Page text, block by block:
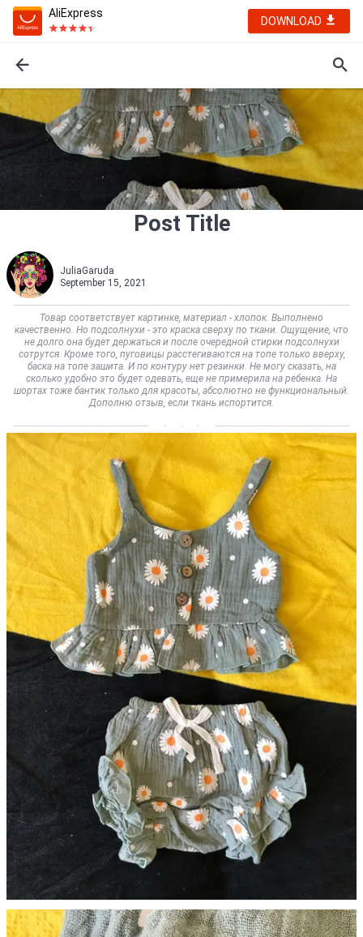
AliExpress
DOWNLOAD
Post Title
JuliaGaruda
September 15, 2021
Товар соответствует картинке, материал - хлопок. Выполнено
качественно. Но подсолнухи - это краска сверху по ткани. Ощущение, что
не долго она будет держаться и после очередной стирки подсолнухи
сотрутся. Кроме того, пуговицы расстегиваются на топе только вверху,
баска на топе зашита. И по контуру нет резинки. Не могу сказать, на
сколько удобно это будет одевать, еще не примерила на ребенка. На
шортах тоже бантик только для красоты, абсолютно не функциональный.
Дополню отзыв, если ткань испортится.